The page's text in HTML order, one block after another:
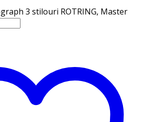
3 stilouri ROTRING, Master